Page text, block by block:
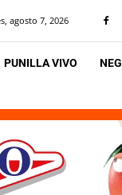
agosto 7, 2026
PUNILLA VIVO